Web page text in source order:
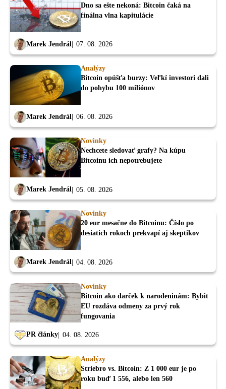
Dno sa ešte nekoná: Bitcoin čaká na
finálna vlna kapitulácie
Marek Jendrál 07. 08. 2026
Analýzy
Bitcoin opúšťa burzy: Veľkí investori dali
do pohybu 100 miliónov
Marek Jendrál 06. 08. 2026
Novinky
Nechcete sledovať grafy? Na kúpu
Bitcoinu ich nepotrebujete
Marek Jendrál 05. 08. 2026
Novinky
20 eur mesačne do Bitcoinu: Číslo po
desiatich rokoch prekvapí aj skeptikov
Marek Jendrál 04. 08. 2026
Novinky
Bitcoin ako darček k narodeninám: Bybit
EU rozdáva odmeny za prvý rok
fungovania
PR články 04. 08. 2026
Analýzy
Striebro vs. Bitcoin: Z 1 000 eur je po
roku buď 1 556, alebo len 560